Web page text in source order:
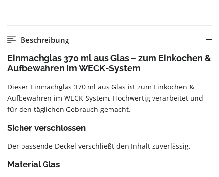
Beschreibung
Einmachglas 370 ml aus Glas – zum Einkochen &
Aufbewahren im WECK-System
Dieser Einmachglas 370 ml aus Glas ist zum Einkochen &
Aufbewahren im WECK-System. Hochwertig verarbeitet und
für den täglichen Gebrauch gemacht.
Sicher verschlossen
Der passende Deckel verschließt den Inhalt zuverlässig.
Material Glas